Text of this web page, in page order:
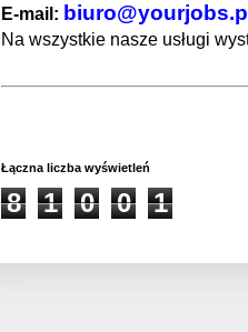
E-mail: biuro@yourjobs.pl
Na wszystkie nasze usługi
Łączna liczba wyświetleń
8 1 0 0 1